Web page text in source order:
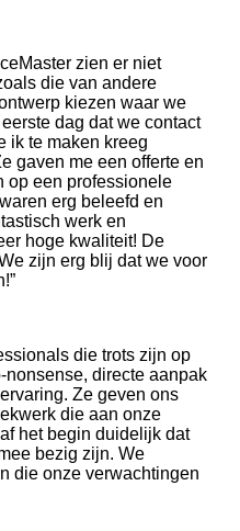
zien er niet
die van andere
kiezen waar we
dag dat we contact
ik te maken kreeg
gaven me een offerte en
op een professionele
erg beleefd en
werk en
hoge kwaliteit! De
zijn erg blij dat we voor
die trots zijn op
nonsense, directe aanpak
Ze geven ons
die aan onze
het begin duidelijk dat
bezig zijn. We
die onze verwachtingen